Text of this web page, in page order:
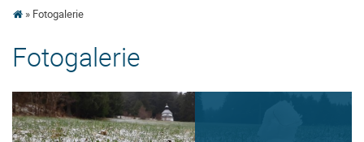
Fotogalerie
Fotogalerie